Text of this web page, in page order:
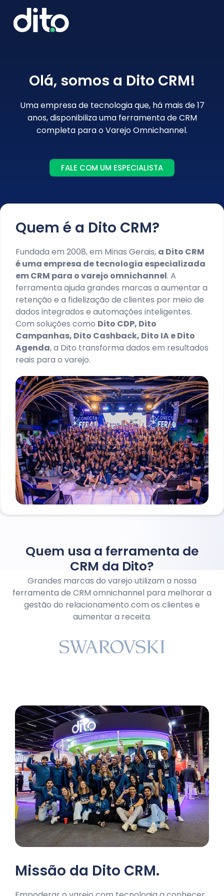
Olá, somos a Dito CRM!
Uma empresa de tecnologia que, há mais de 17
anos, disponibiliza uma ferramenta de CRM
completa para o Varejo Omnichannel.
FALE COM UM ESPECIALISTA
Quem é a Dito CRM?
Fundada em 2008, em Minas Gerais, a Dito CRM
é uma empresa de tecnologia especializada
em CRM para o varejo omnichannel. A
ferramenta ajuda grandes marcas a aumentar a
retenção e a fidelização de clientes por meio de
dados integrados e automações inteligentes.
Com soluções como Dito CDP, Dito
Campanhas, Dito Cashback, Dito IA e Dito
Agenda, a Dito transforma dados em resultados
reais para o varejo.
Quem usa a ferramenta de
CRM da Dito?
Grandes marcas do varejo utilizam a nossa
ferramenta de CRM omnichannel para melhorar a
gestão do relacionamento com os clientes e
aumentar a receita.
Missão da Dito CRM.